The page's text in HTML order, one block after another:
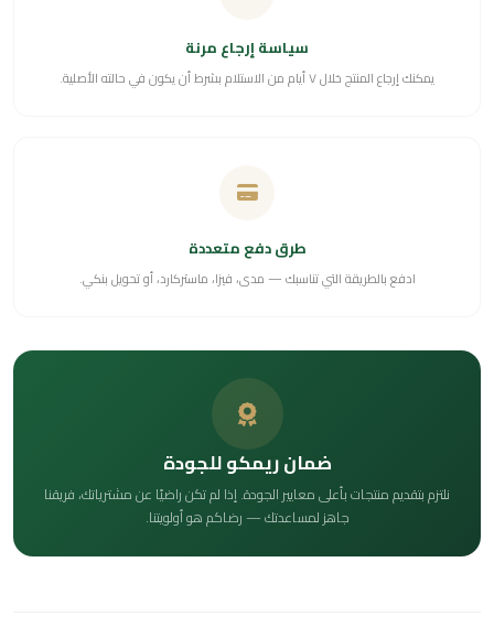
سياسة إرجاع مرنة
يمكنك إرجاع المنتج خلال ٧ أيام من الاستلام بشرط أن يكون في حالته الأصلية.
طرق دفع متعددة
ادفع بالطريقة التي تناسبك — مدى، فيزا، ماستركارد، أو تحويل بنكي.
ضمان ريمكو للجودة
نلتزم بتقديم منتجات بأعلى معايير الجودة. إذا لم تكن راضيًا عن مشترياتك، فريقنا
جاهز لمساعدتك — رضاكم هو أولويتنا.